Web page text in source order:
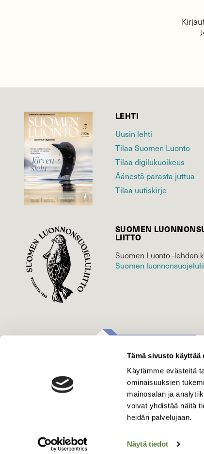
Tämä sivusto käyttää
Käytämme evästeitä
ominaisuuksien
mainosalan ja
voivat yhdistää näitä
heidän palvelujaan.
Näytä tiedot
LEHTI
Uusin lehti
Tilaa Suomen Luonto
Tilaa digilukuoikeus
Äänestä parasta juttua
Tilaa uutiskirje
SUOMEN
LIITTO
Suomen Luonto -lehden
Suomen